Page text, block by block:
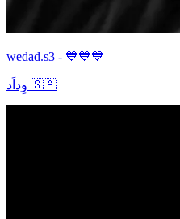
wedad.s3 - 💙💙💙
وِداَد 🇸🇦